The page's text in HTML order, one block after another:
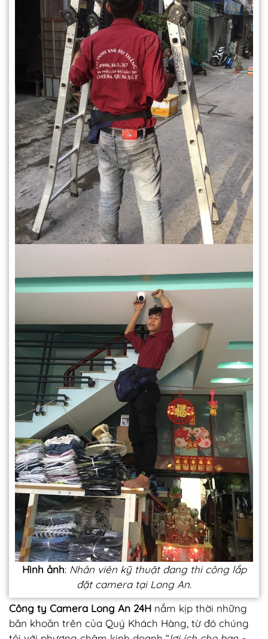
Hình ảnh: Nhân viên kỹ thuật đang thi công lắp
đặt camera tại Long An.
Công ty Camera Long An 24H nắm kịp thời những
băn khoăn trên của Quý Khách Hàng, từ đó chúng